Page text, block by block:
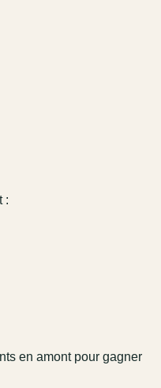
:
en amont pour gagner